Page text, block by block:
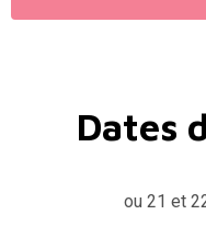
Dates
ou 21 et